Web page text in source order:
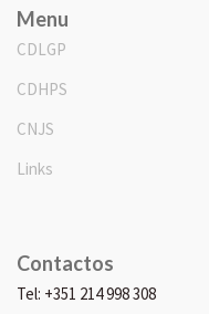
Menu
CDLGP
CDHPS
CNJS
Links
Contactos
Tel: +351 214 998 308